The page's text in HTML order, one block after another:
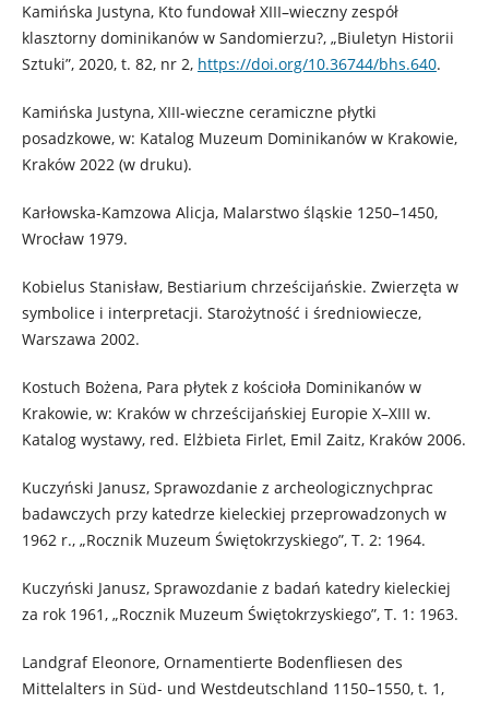
Kamińska Justyna, Kto fundował XIII–wieczny zespół
klasztorny dominikanów w Sandomierzu?, „Biuletyn Historii
Sztuki”, 2020, t. 82, nr 2, https://doi.org/10.36744/bhs.640.
Kamińska Justyna, XIII-wieczne ceramiczne płytki
posadzkowe, w: Katalog Muzeum Dominikanów w Krakowie,
Kraków 2022 (w druku).
Karłowska-Kamzowa Alicja, Malarstwo śląskie 1250–1450,
Wrocław 1979.
Kobielus Stanisław, Bestiarium chrześcijańskie. Zwierzęta w
symbolice i interpretacji. Starożytność i średniowiecze,
Warszawa 2002.
Kostuch Bożena, Para płytek z kościoła Dominikanów w
Krakowie, w: Kraków w chrześcijańskiej Europie X–XIII w.
Katalog wystawy, red. Elżbieta Firlet, Emil Zaitz, Kraków 2006.
Kuczyński Janusz, Sprawozdanie z archeologicznychprac
badawczych przy katedrze kieleckiej przeprowadzonych w
1962 r., „Rocznik Muzeum Świętokrzyskiego”, T. 2: 1964.
Kuczyński Janusz, Sprawozdanie z badań katedry kieleckiej
za rok 1961, „Rocznik Muzeum Świętokrzyskiego”, T. 1: 1963.
Landgraf Eleonore, Ornamentierte Bodenfliesen des
Mittelalters in Süd- und Westdeutschland 1150–1550, t. 1,